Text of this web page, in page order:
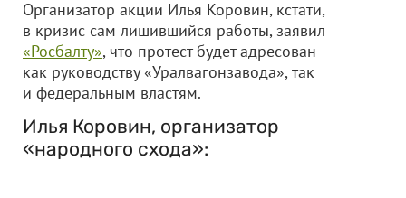
Организатор акции Илья Коровин, кстати,
в кризис сам лишившийся работы, заявил
«Росбалту», что протест будет адресован
как руководству «Уралвагонзавода», так
и федеральным властям.
Илья Коровин, организатор
«народного схода»: